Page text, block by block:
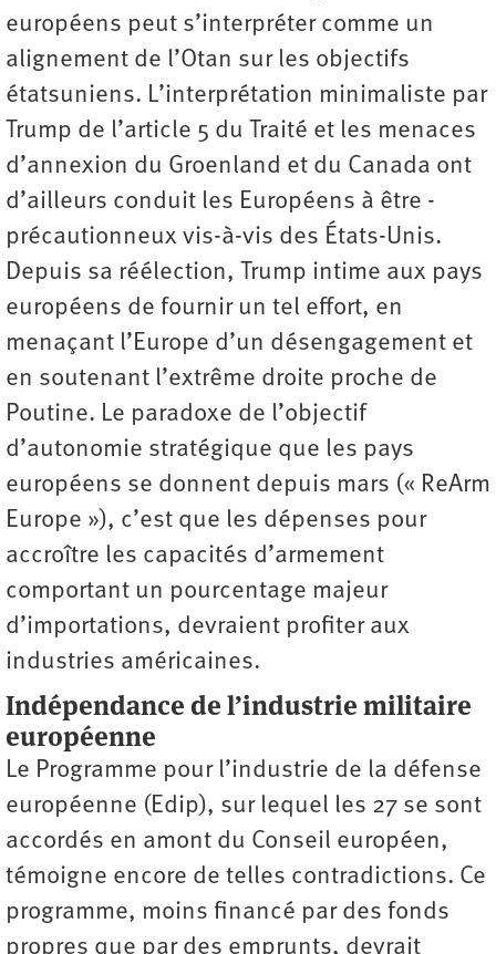
européens peut s’interpréter comme un
alignement de l’Otan sur les objectifs
étatsuniens. L’interprétation minimaliste par
Trump de l’article 5 du Traité et les menaces
d’annexion du Groenland et du Canada ont
d’ailleurs conduit les Européens à être ­
précautionneux vis-à-vis des États-Unis.
Depuis sa réélection, Trump intime aux pays
européens de fournir un tel effort, en
menaçant l’Europe d’un désengagement et
en soutenant l’extrême droite proche de
Poutine. Le paradoxe de l’objectif
d’autonomie stratégique que les pays
européens se donnent depuis mars (« ReArm
Europe »), c’est que les dépenses pour
accroître les capacités d’armement
comportant un pourcentage majeur
d’importations, devraient profiter aux
industries américaines.
Indépendance de l’industrie militaire
européenne
Le Programme pour l’industrie de la défense
européenne (Edip), sur lequel les 27 se sont
accordés en amont du Conseil européen,
témoigne encore de telles ­contradictions. Ce
­programme, moins financé par des fonds
propres que par des emprunts, devrait